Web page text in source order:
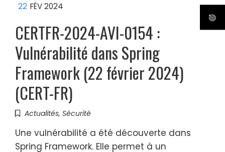
22 FÉV 2024
CERTFR-2024-AVI-0154 :
Vulnérabilité dans Spring
Framework (22 février 2024)
(CERT-FR)
Actualités, Sécurité
Une vulnérabilité a été découverte dans
Spring Framework. Elle permet à un